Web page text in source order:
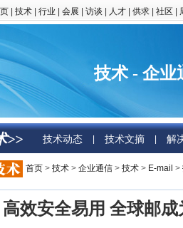
技术 行业 会展 访谈 人才 供求 社区
技术 - 企业
>> 技术动态 技术文摘 解
首页 > 技术 > 企业通信 > 技术 > E-mail >
高效安全易用 全球邮